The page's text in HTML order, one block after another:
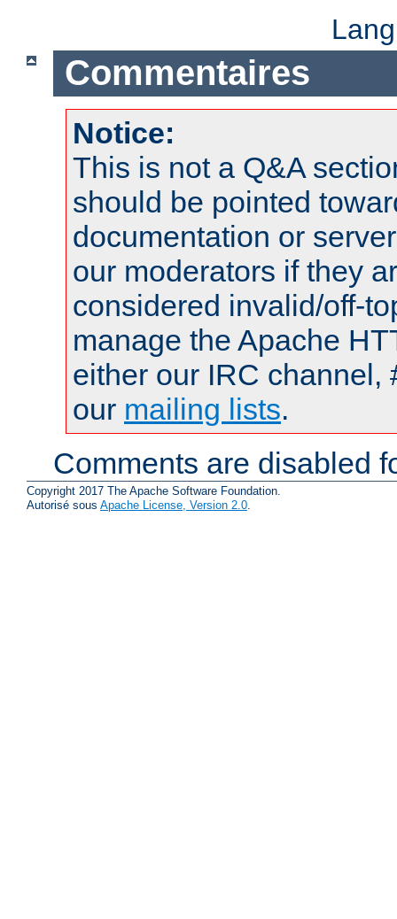
Commentaires
Notice:
This is not a Q&A
should be pointed
documentation or
our moderators if they
considered invalid/off-
manage the Apache
either our IRC channel,
our mailing lists.
Comments are disabled
Copyright 2017 The Apache Software Foundation.
Autorisé sous Apache License, Version 2.0